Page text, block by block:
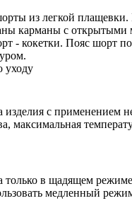
из легкой
карманы с
- кокетки. Пояс шорт
уходу
изделия с применением
максимальная
только в щадящем
медленный